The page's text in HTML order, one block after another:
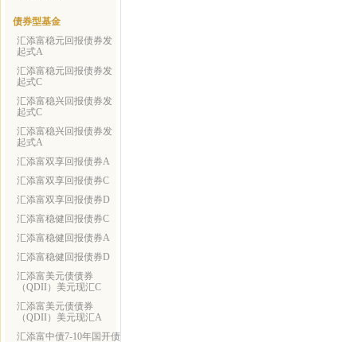
债券型基金
汇添富稳元回报债券发
起式A
汇添富稳元回报债券发
起式C
汇添富稳兴回报债券发
起式C
汇添富稳兴回报债券发
起式A
汇添富双享回报债券A
汇添富双享回报债券C
汇添富双享回报债券D
汇添富稳健回报债券C
汇添富稳健回报债券A
汇添富稳健回报债券D
汇添富美元债债券
（QDII）美元现汇C
汇添富美元债债券
（QDII）美元现汇A
汇添富中债7-10年国开债